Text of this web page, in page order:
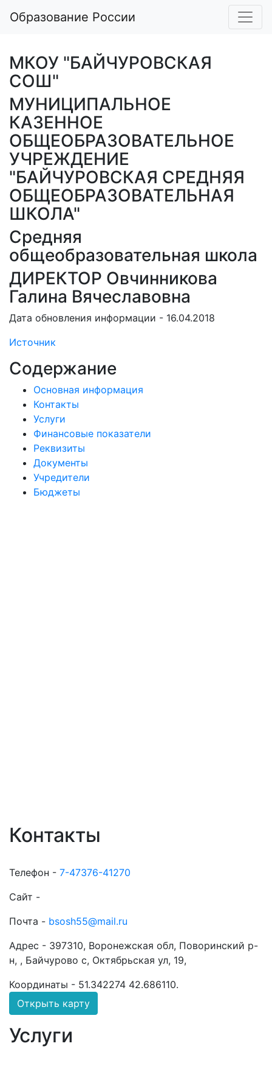
Образование России
МКОУ "БАЙЧУРОВСКАЯ
СОШ"
МУНИЦИПАЛЬНОЕ
КАЗЕННОЕ
ОБЩЕОБРАЗОВАТЕЛЬНОЕ
УЧРЕЖДЕНИЕ
"БАЙЧУРОВСКАЯ СРЕДНЯЯ
ОБЩЕОБРАЗОВАТЕЛЬНАЯ
ШКОЛА"
Средняя
общеобразовательная школа
ДИРЕКТОР Овчинникова
Галина Вячеславовна
Дата обновления информации - 16.04.2018
Источник
Содержание
Основная информация
Контакты
Услуги
Финансовые показатели
Реквизиты
Документы
Учредители
Бюджеты
Контакты
Телефон - 7-47376-41270
Сайт -
Почта - bsosh55@mail.ru
Адрес - 397310, Воронежская обл, Поворинский р-
н, , Байчурово с, Октябрьская ул, 19,
Координаты - 51.342274 42.686110.
Открыть карту
Услуги